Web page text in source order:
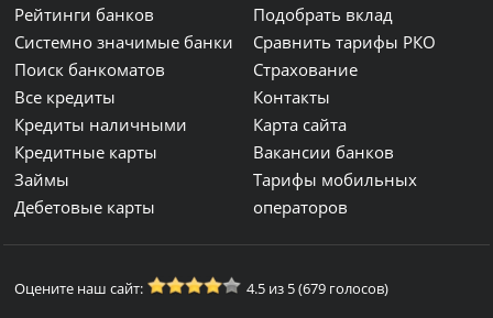
Рейтинги банков
Системно значимые банки
Поиск банкоматов
Все кредиты
Кредиты наличными
Кредитные карты
Займы
Дебетовые карты
Подобрать вклад
Сравнить тарифы РКО
Страхование
Контакты
Карта сайта
Вакансии банков
Тарифы мобильных
операторов
Оцените наш сайт: 4.5 из 5 (679 голосов)